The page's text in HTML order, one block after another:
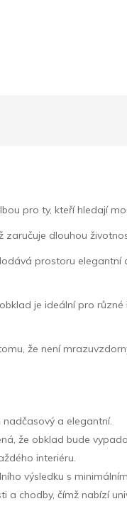
pro ty, kteří hledají
dlouhou
prostoru
je ideální pro různé
že není
a elegantní.
že obklad bude
interiéru.
výsledku s
a chodby, čímž nabízí